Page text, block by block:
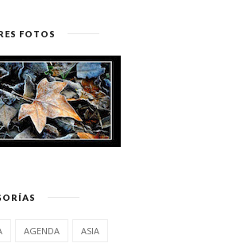
FOTOS
AGENDA ASIA